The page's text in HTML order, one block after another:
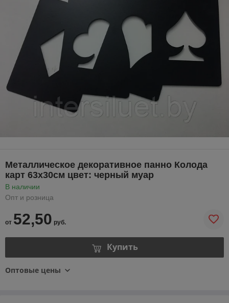
Металлическое декоративное панно Колода
карт 63х30см цвет: черный муар
В наличии
Опт и розница
от 52,50 руб.
Купить
Оптовые цены